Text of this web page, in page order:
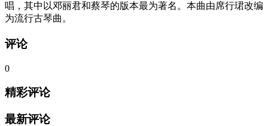
唱，其中以邓丽君和蔡琴的版本最为著名。本曲由席行珺改编
为流行古琴曲。
评论
0
精彩评论
最新评论